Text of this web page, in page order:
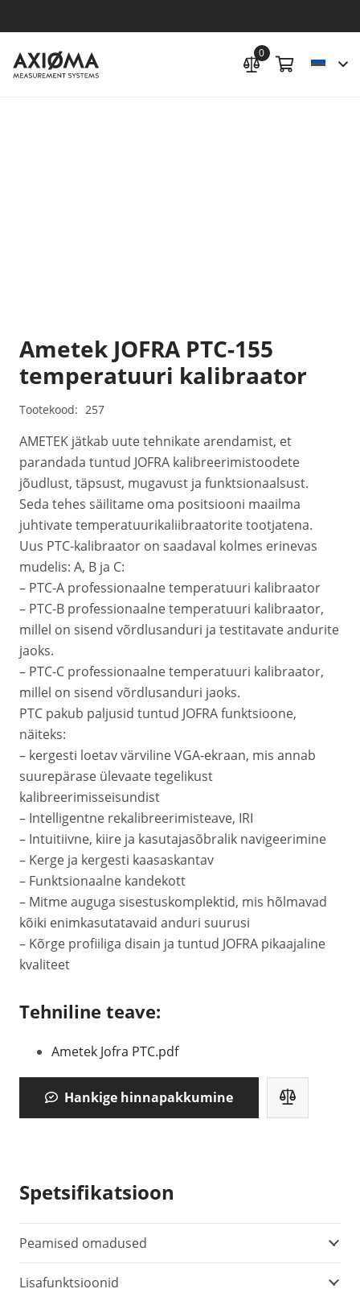
0
Ametek JOFRA PTC-155
temperatuuri kalibraator
Tootekood: 257
AMETEK jätkab uute tehnikate arendamist, et
parandada tuntud JOFRA kalibreerimistoodete
jõudlust, täpsust, mugavust ja funktsionaalsust.
Seda tehes säilitame oma positsiooni maailma
juhtivate temperatuurikaliibraatorite tootjatena.
Uus PTC-kalibraator on saadaval kolmes erinevas
mudelis: A, B ja C:
– PTC-A professionaalne temperatuuri kalibraator
– PTC-B professionaalne temperatuuri kalibraator,
millel on sisend võrdlusanduri ja testitavate andurite
jaoks.
– PTC-C professionaalne temperatuuri kalibraator,
millel on sisend võrdlusanduri jaoks.
PTC pakub paljusid tuntud JOFRA funktsioone,
näiteks:
– kergesti loetav värviline VGA-ekraan, mis annab
suurepärase ülevaate tegelikust
kalibreerimisseisundist
– Intelligentne rekalibreerimisteave, IRI
– Intuitiivne, kiire ja kasutajasõbralik navigeerimine
– Kerge ja kergesti kaasaskantav
– Funktsionaalne kandekott
– Mitme auguga sisestuskomplektid, mis hõlmavad
kõiki enimkasutatavaid anduri suurusi
– Kõrge profiiliga disain ja tuntud JOFRA pikaajaline
kvaliteet
Tehniline teave:
Ametek Jofra PTC.pdf
Hankige hinnapakkumine
Spetsifikatsioon
Peamised omadused
Lisafunktsioonid